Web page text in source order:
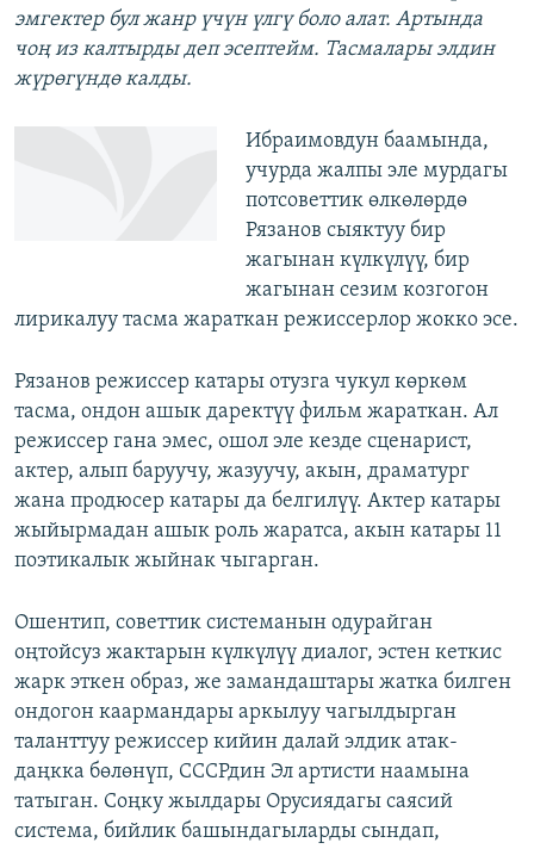
эмгектер бул жанр үчүн үлгү боло алат. Артында
чоң из калтырды деп эсептейм. Тасмалары элдин
жүрөгүндө калды.
Ибраимовдун баамында,
учурда жалпы эле мурдагы
потсоветтик өлкөлөрдө
Рязанов сыяктуу бир
жагынан күлкүлүү, бир
жагынан сезим козгогон
лирикалуу тасма жараткан режиссерлор жокко эсе.
Рязанов режиссер катары отузга чукул көркөм
тасма, ондон ашык даректүү фильм жараткан. Ал
режиссер гана эмес, ошол эле кезде сценарист,
актер, алып баруучу, жазуучу, акын, драматург
жана продюсер катары да белгилүү. Актер катары
жыйырмадан ашык роль жаратса, акын катары 11
поэтикалык жыйнак чыгарган.
Ошентип, советтик системанын одурайган
оңтойсуз жактарын күлкүлүү диалог, эстен кеткис
жарк эткен образ, же замандаштары жатка билген
ондогон каармандары аркылуу чагылдырган
таланттуу режиссер кийин далай элдик атак-
даңкка бөлөнүп, СССРдин Эл артисти наамына
татыган. Соңку жылдары Орусиядагы саясий
система, бийлик башындагыларды сындап,